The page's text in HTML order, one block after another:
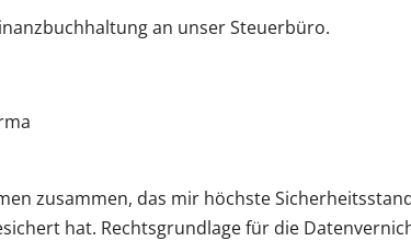
an unser Steuerbüro.
zusammen, das mir höchste
hat. Rechtsgrundlage für die